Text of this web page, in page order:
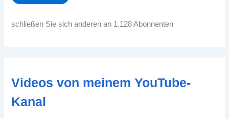
A
s
e
schließen Sie sich anderen an 1.128 Abonnenten
Videos von meinem YouTube-
Kanal